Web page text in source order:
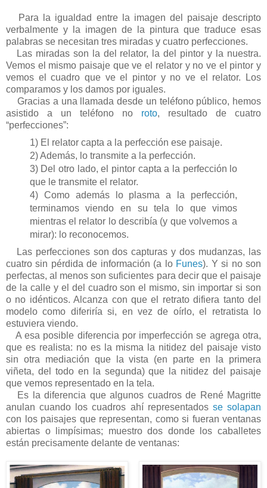
Para la igualdad entre la imagen del paisaje descripto
verbalmente y la imagen de la pintura que traduce esas
palabras se necesitan tres miradas y cuatro perfecciones.
Las miradas son la del relator, la del pintor y la nuestra.
Vemos el mismo paisaje que ve el relator y no ve el pintor y
vemos el cuadro que ve el pintor y no ve el relator. Los
comparamos y los damos por iguales.
Gracias a una llamada desde un teléfono público, hemos
asistido a un teléfono no roto, resultado de cuatro
“perfecciones”:
1) El relator capta a la perfección ese paisaje.
2) Además, lo transmite a la perfección.
3) Del otro lado, el pintor capta a la perfección lo
que le transmite el relator.
4) Como además lo plasma a la perfección,
terminamos viendo en su tela lo que vimos
mientras el relator lo describía (y que volvemos a
mirar): lo reconocemos.
Las perfecciones son dos capturas y dos mudanzas, las
cuatro sin pérdida de información (a lo Funes). Y si no son
perfectas, al menos son suficientes para decir que el paisaje
de la calle y el del cuadro son el mismo, sin importar si son
o no idénticos. Alcanza con que el retrato difiera tanto del
modelo como diferiría si, en vez de oírlo, el retratista lo
estuviera viendo.
A esa posible diferencia por imperfección se agrega otra,
que es realista: no es la misma la nitidez del paisaje visto
sin otra mediación que la vista (en parte en la primera
viñeta, del todo en la segunda) que la nitidez del paisaje
que vemos representado en la tela.
Es la diferencia que algunos cuadros de René Magritte
anulan cuando los cuadros ahí representados se solapan
con los paisajes que representan, como si fueran ventanas
abiertas o limpísimas; muestro dos donde los caballetes
están precisamente delante de ventanas: